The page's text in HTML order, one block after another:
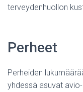
terveydenhuollon
Perheet
Perheiden
yhdessä asuvat